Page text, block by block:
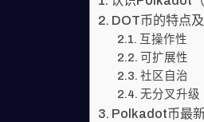
DOT币的特点
互操作性
可扩展性
社区自治
无分叉升级
Polkadot币最